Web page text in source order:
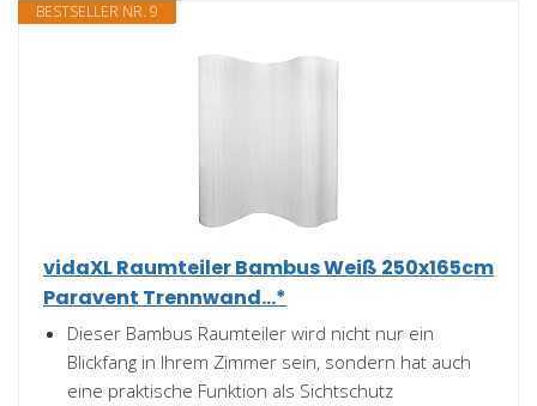
BESTSELLER NR. 9
vidaXL Raumteiler Bambus Weiß 250x165cm
Paravent Trennwand...*
Dieser Bambus Raumteiler wird nicht nur ein
Blickfang in Ihrem Zimmer sein, sondern hat auch
eine praktische Funktion als Sichtschutz